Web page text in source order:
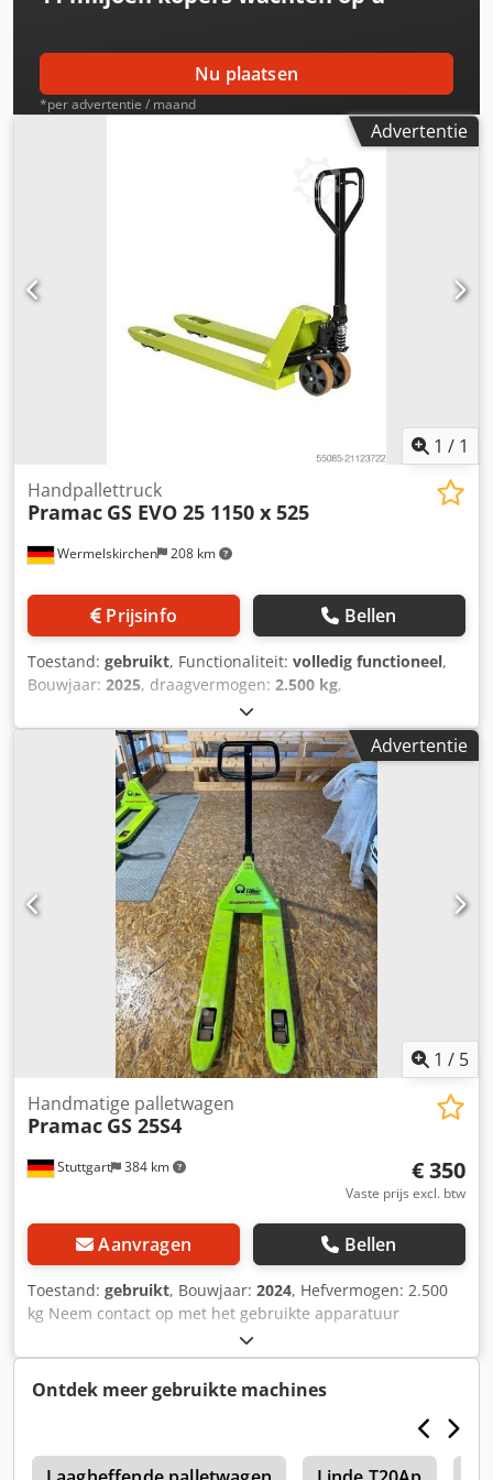
Nu plaatsen
*per advertentie / maand
Advertentie
1 / 1
Wermelskirchen 208 km
Handpallettruck
Pramac GS EVO 25 1150 x 525
Prijsinfo Bellen
Toestand: gebruikt, Functionaliteit: volledig functioneel,
Bouwjaar: 2025, draagvermogen: 2.500 kg,
525 mm, vorklengte:
aandrijftype:Handbetrieb, Handpallettruck Masttype:
Geen Technische staat: Nieuw Stuurwiel: Rubber;
Lastrollen: Polyurethaan; Tandem; Kleur: Groen;
Uitvoering: EVO, handmatig rijden en heffen,
in-/uitrijrollen, 3D stalen dissel, proportioneel daalventiel.
Dwjdpfoyfyymox Aqgea
Advertentie
1 / 5
Stuttgart 384 km
Handmatige palletwagen
Pramac GS 25S4
€ 350
Vaste prijs excl. btw
Aanvragen Bellen
Toestand: gebruikt, Bouwjaar: 2024, Hefvermogen: 2.500
kg Neem contact op met het gebruikte apparatuur
centrum voor meer informatie. Dwsdpfszfkyvsx Aqgja
Ontdek meer gebruikte machines